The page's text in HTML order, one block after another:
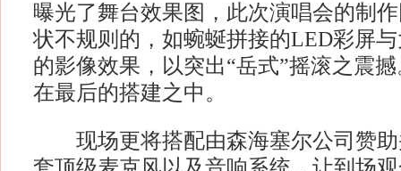
曝光了舞台效果图，此次演唱会的制
状不规则的，如蜿蜒拼接的LED彩屏
的影像效果，以突出“岳式”摇滚之震
在最后的搭建之中。
现场更将搭配由森海塞尔公司赞助